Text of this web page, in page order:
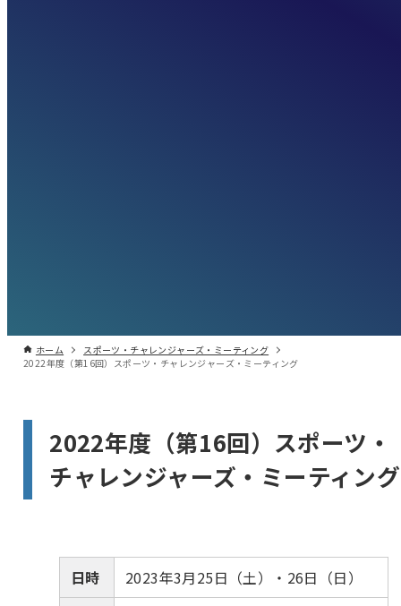
ホーム
スポーツ・チャレンジャーズ・ミーティング
2022年度（第16回）スポーツ・チャレンジャーズ・ミーティング
2022年度（第16回）スポーツ・
チャレンジャーズ・ミーティング
日時
2023年3月25日（土）・26日（日）